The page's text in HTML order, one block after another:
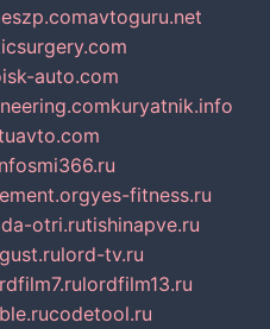
avtoguru.net
auto.com
kuryatnik.info
smi366.ru
yes-fitness.ru
otri.rutishinapve.ru
lord-tv.ru
lordfilm13.ru
codetool.ru